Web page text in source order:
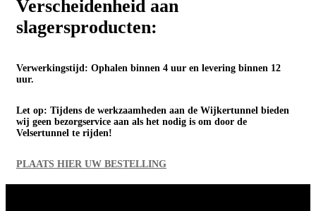
Verscheidenheid aan
slagersproducten:
Verwerkingstijd: Ophalen binnen 4 uur en levering binnen 12
uur.
Let op: Tijdens de werkzaamheden aan de Wijkertunnel bieden
wij geen bezorgservice aan als het nodig is om door de
Velsertunnel te rijden!
PLAATS HIER UW BESTELLING